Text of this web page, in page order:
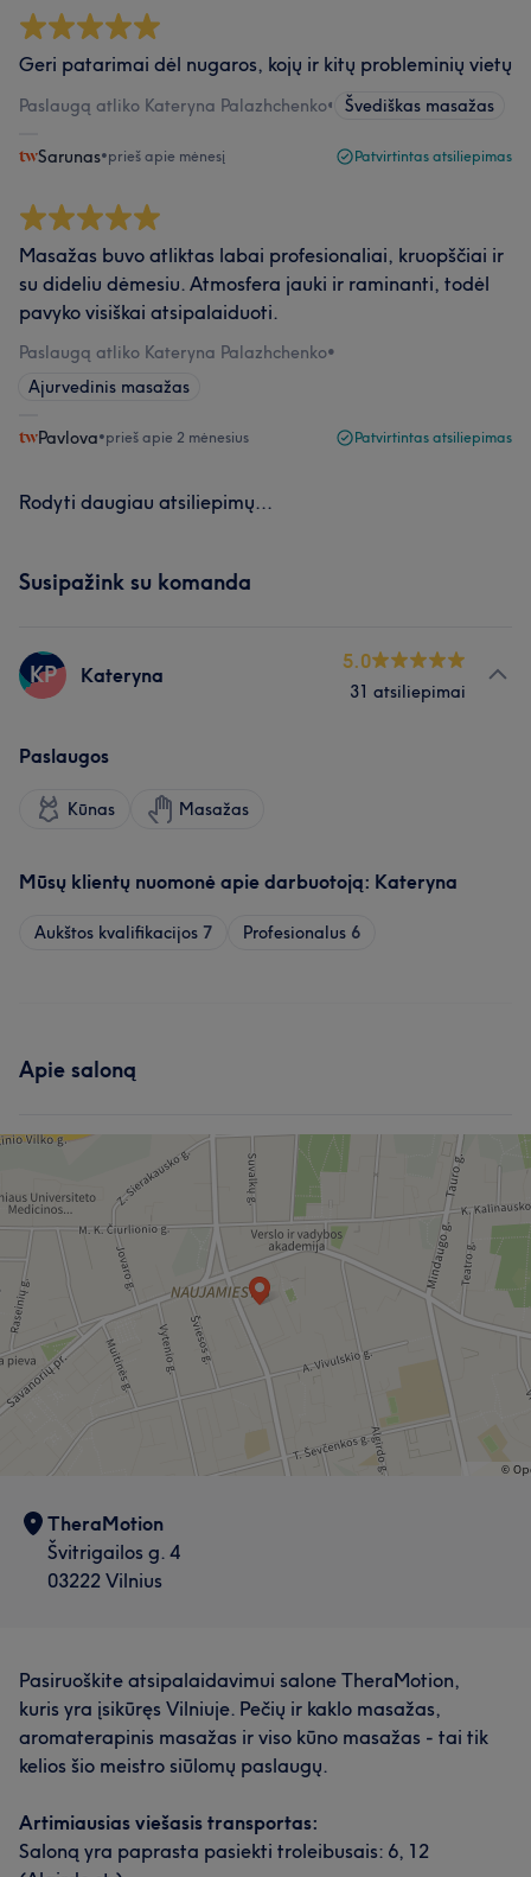
Geri patarimai dėl nugaros, kojų ir kitų probleminių vietų
Paslaugą atliko Kateryna Palazhchenko• Švediškas masažas
Sarunas•prieš apie mėnesį Patvirtintas atsiliepimas
Masažas buvo atliktas labai profesionaliai, kruopščiai ir
su dideliu dėmesiu. Atmosfera jauki ir raminanti, todėl
pavyko visiškai atsipalaiduoti.
Paslaugą atliko Kateryna Palazhchenko•
Ajurvedinis masažas
Pavlova•prieš apie 2 mėnesius Patvirtintas atsiliepimas
Rodyti daugiau atsiliepimų...
Susipažink su komanda
KP Kateryna
5.0
31 atsiliepimai
Paslaugos
Kūnas Masažas
Mūsų klientų nuomonė apie darbuotoją: Kateryna
Aukštos kvalifikacijos 7 Profesionalus 6
Apie saloną
TheraMotion
Švitrigailos g. 4
03222 Vilnius
Pasiruoškite atsipalaidavimui salone TheraMotion,
kuris yra įsikūręs Vilniuje. Pečių ir kaklo masažas,
aromaterapinis masažas ir viso kūno masažas - tai tik
kelios šio meistro siūlomų paslaugų.
Artimiausias viešasis transportas:
Saloną yra paprasta pasiekti troleibusais: 6, 12